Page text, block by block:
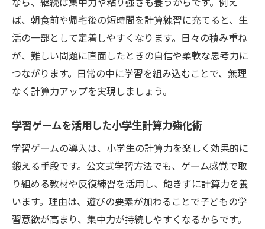
ば、朝食前や帰宅後の短時間を計算練習に充てると、生
活の一部として定着しやすくなります。日々の積み重ね
が、難しい問題に直面したときの自信や柔軟な思考力に
つながります。日常の中に学習を組み込むことで、無理
なく計算力アップを実現しましょう。
学習ゲームを活用した小学生計算力強化術
学習ゲームの導入は、小学生の計算力を楽しく効果的に
鍛える手段です。公文式学習方法でも、ゲーム感覚で取
り組める教材や反復練習を活用し、飽きずに計算力を養
います。理由は、遊びの要素が加わることで子どもの学
習意欲が高まり、集中力が持続しやすくなるからです。